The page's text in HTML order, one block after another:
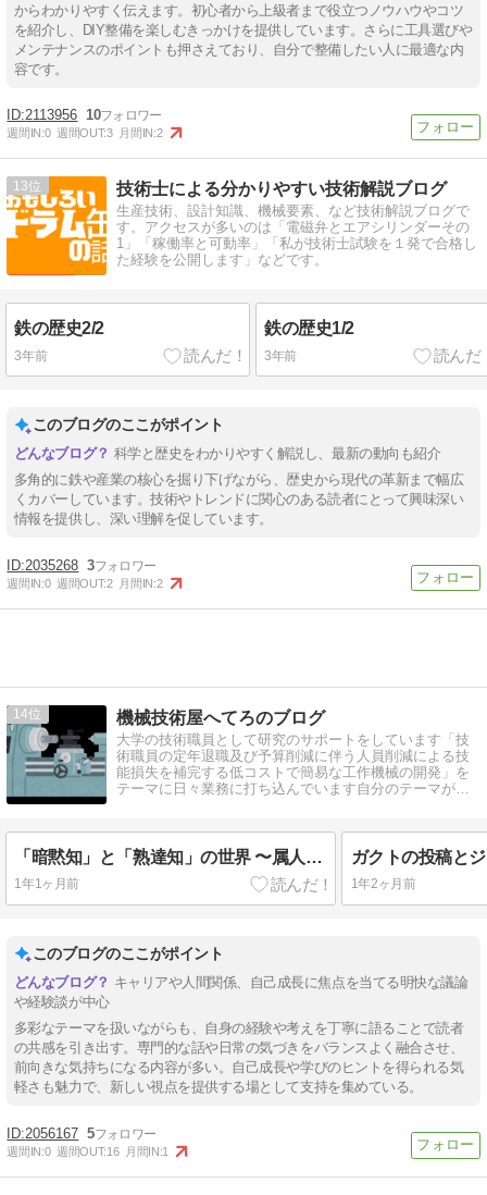
からわかりやすく伝えます。初心者から上級者まで役立つノウハウやコツ
を紹介し、DIY整備を楽しむきっかけを提供しています。さらに工具選びや
メンテナンスのポイントも押さえており、自分で整備したい人に最適な内
容です。
2113956 10
週間IN:0 週間OUT:3 月間IN:2
13 技術士による分かりやすい技術解説ブログ
生産技術、設計知識、機械要素、など技術解説ブログで
す。アクセスが多いのは「電磁弁とエアシリンダーその
1」「稼働率と可動率」「私が技術士試験を１発で合格し
た経験を公開します」などです。
鉄の歴史2/2
3年前
鉄の歴史1/2
3年前
このブログのここがポイント
科学と歴史をわかりやすく解説し、最新の動向も紹介
多角的に鉄や産業の核心を掘り下げながら、歴史から現代の革新まで幅広
くカバーしています。技術やトレンドに関心のある読者にとって興味深い
情報を提供し、深い理解を促しています。
2035268 3
週間IN:0 週間OUT:2 月間IN:2
14 機械技術屋へてろのブログ
大学の技術職員として研究のサポートをしています「技
術職員の定年退職及び予算削減に伴う人員削減による技
能損失を補完する低コストで簡易な工作機械の開発」を
テーマに日々業務に打ち込んでいます自分のテーマが大
「暗黙知」と「熟達知」の世界 〜属人技術とその継承をめぐる対話〜
1年1ヶ月前 1年2ヶ月前
このブログのここがポイント
キャリアや人間関係、自己成長に焦点を当てる明快な議論
や経験談が中心
多彩なテーマを扱いながらも、自身の経験や考えを丁寧に語ることで読者
の共感を引き出す。専門的な話や日常の気づきをバランスよく融合させ、
前向きな気持ちになる内容が多い。自己成長や学びのヒントを得られる気
軽さも魅力で、新しい視点を提供する場として支持を集めている。
2056167 5
週間IN:0 週間OUT:16 月間IN:1